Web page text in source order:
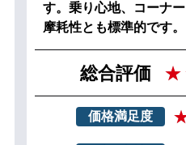
す。乗り心地、コーナ
摩耗性とも標準的です。
総合評価
価格満足度